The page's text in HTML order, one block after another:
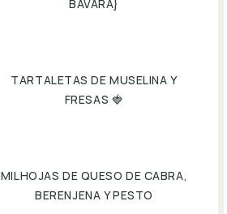
BÁVARA}
TARTALETAS DE MUSELINA Y
FRESAS 🍓
MILHOJAS DE QUESO DE CABRA,
BERENJENA Y PESTO